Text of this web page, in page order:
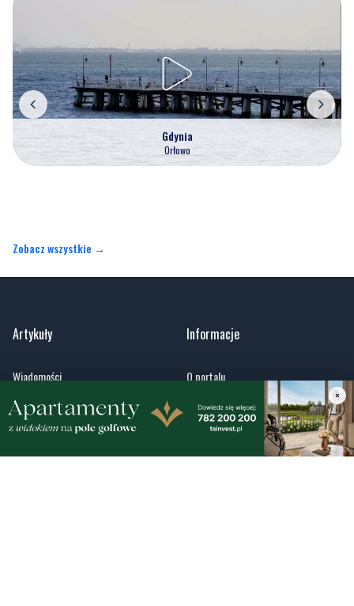
Gdynia
Orłowo
Zobacz wszystkie →
Artykuły
Wiadomości
Kultura
Społeczeństwo
Kronika policyjna
Informacje
O portalu
Regulamin
Polityka prywatności
×